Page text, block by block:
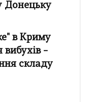
Донецьку
в Криму
–
складу